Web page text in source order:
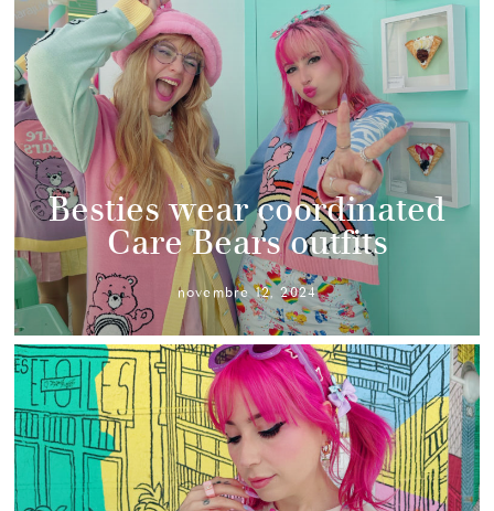
Besties wear coordinated
Care Bears outfits
novembre 12, 2024